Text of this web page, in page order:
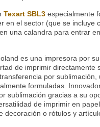
Texart SBL3 especialmente
en el sector (que se incluye
una calandra para entrar
es una impresora por
de imprimir directamente
por
formuladas.
sublimación gracias a su
de imprimir en
decoración o rótulos y